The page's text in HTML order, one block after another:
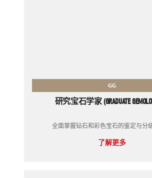
GG
研究宝石学家 (GRADUATE
全面掌握钻石和彩色宝石的鉴定与分
了解更多